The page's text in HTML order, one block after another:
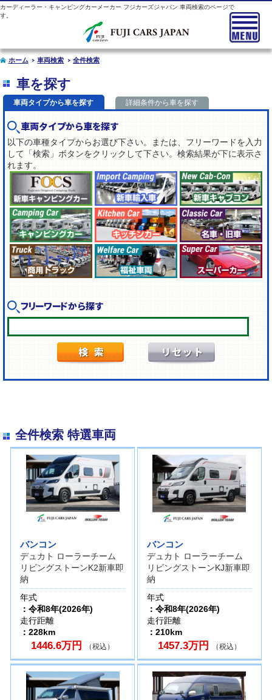
カーディーラー・キャンピングカーメーカー フジカーズジャパン 車両検索のページで
す。
ホーム 車両検索 全件検索
車を探す
車両タイプから車を探す 詳細条件から車を探す
車両タイプから車を探す
以下の車種タイプからお選び下さい。または、フリーワードを入力
して「検索」ボタンをクリックして下さい。検索結果が下に表示さ
れます。
フリーワードから探す
全件検索 特選車両
バンコン
デュカト ローラーチーム
リビングストーンK2新車即
納
年式
：令和8年(2026年)
走行距離
：228km
1446.6万円 （税込）
バンコン
デュカト ローラーチーム
リビングストーンKJ新車即
納
年式
：令和8年(2026年)
走行距離
：210km
1457.3万円 （税込）